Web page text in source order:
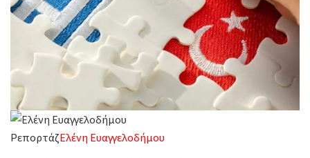
ΡεπορτάζΕλένη Ευαγγελοδήμου